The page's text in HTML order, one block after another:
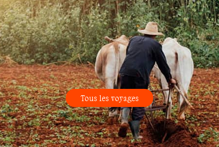
Tous les voyages